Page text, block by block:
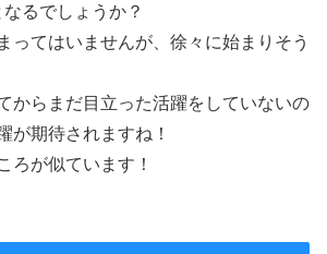
るでしょうか？
ってはいませんが、徐々に始まりそう
からまだ目立った活躍をしていないの
が期待されますね！
ろが似ています！